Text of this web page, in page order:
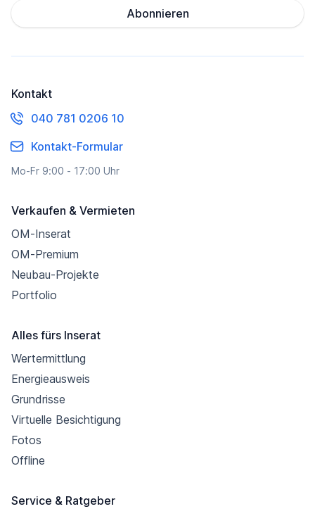
Abonnieren
Kontakt
040 781 0206 10
Kontakt-Formular
Mo-Fr 9:00 - 17:00 Uhr
Verkaufen & Vermieten
OM-Inserat
OM-Premium
Neubau-Projekte
Portfolio
Alles fürs Inserat
Wertermittlung
Energieausweis
Grundrisse
Virtuelle Besichtigung
Fotos
Offline
Service & Ratgeber